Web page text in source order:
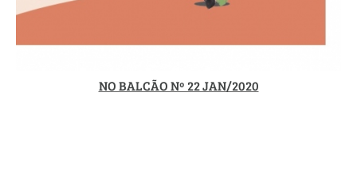
NO BALCÃO Nº 22 JAN/2020